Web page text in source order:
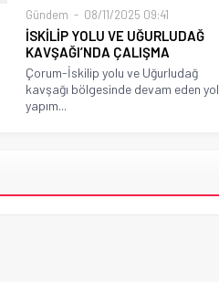
Gündem 08/11/2025 09:41
İSKİLİP YOLU VE UĞURLUDAĞ
KAVŞAĞI’NDA ÇALIŞMA
Çorum-İskilip yolu ve Uğurludağ
kavşağı bölgesinde devam eden yol
yapım...